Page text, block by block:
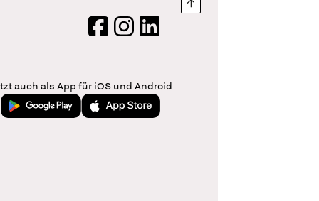
Nach oben springen
FacebookInstagram
LinkedIn
auch als App für iOS und Android
Jetzt bei Google PlayLaden im App Store